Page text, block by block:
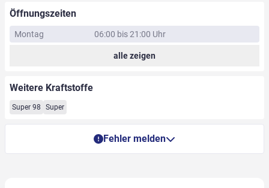
Öffnungszeiten
Montag 06:00 bis 21:00 Uhr
alle zeigen
Weitere Kraftstoffe
Super 98 Super
Fehler melden